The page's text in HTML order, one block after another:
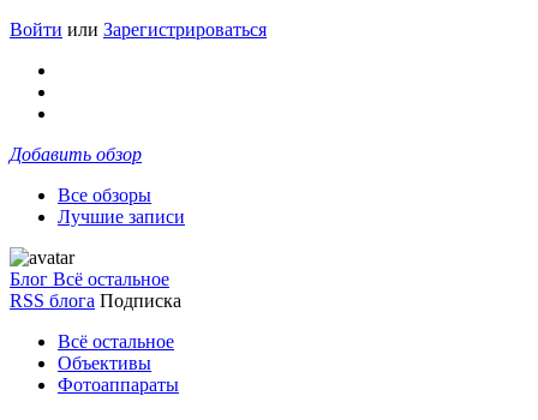
Войти или Зарегистрироваться
Добавить обзор
Все обзоры
Лучшие записи
Блог Всё остальное
RSS блога Подписка
Всё остальное
Объективы
Фотоаппараты